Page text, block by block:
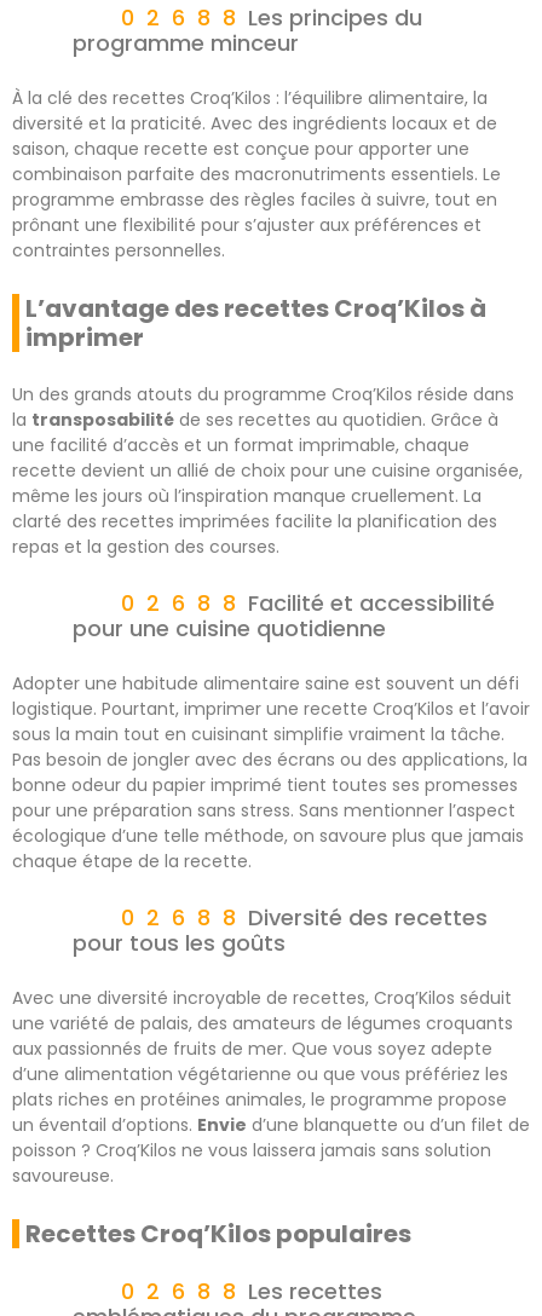
Les principes du
programme minceur
À la clé des recettes Croq’Kilos : l’équilibre alimentaire, la
diversité et la praticité. Avec des ingrédients locaux et de
saison, chaque recette est conçue pour apporter une
combinaison parfaite des macronutriments essentiels. Le
programme embrasse des règles faciles à suivre, tout en
prônant une flexibilité pour s’ajuster aux préférences et
contraintes personnelles.
L’avantage des recettes Croq’Kilos à
imprimer
Un des grands atouts du programme Croq’Kilos réside dans
la transposabilité de ses recettes au quotidien. Grâce à
une facilité d’accès et un format imprimable, chaque
recette devient un allié de choix pour une cuisine organisée,
même les jours où l’inspiration manque cruellement. La
clarté des recettes imprimées facilite la planification des
repas et la gestion des courses.
Facilité et accessibilité
pour une cuisine quotidienne
Adopter une habitude alimentaire saine est souvent un défi
logistique. Pourtant, imprimer une recette Croq’Kilos et l’avoir
sous la main tout en cuisinant simplifie vraiment la tâche.
Pas besoin de jongler avec des écrans ou des applications, la
bonne odeur du papier imprimé tient toutes ses promesses
pour une préparation sans stress. Sans mentionner l’aspect
écologique d’une telle méthode, on savoure plus que jamais
chaque étape de la recette.
Diversité des recettes
pour tous les goûts
Avec une diversité incroyable de recettes, Croq’Kilos séduit
une variété de palais, des amateurs de légumes croquants
aux passionnés de fruits de mer. Que vous soyez adepte
d’une alimentation végétarienne ou que vous préfériez les
plats riches en protéines animales, le programme propose
un éventail d’options. Envie d’une blanquette ou d’un filet de
poisson ? Croq’Kilos ne vous laissera jamais sans solution
savoureuse.
Recettes Croq’Kilos populaires
Les recettes